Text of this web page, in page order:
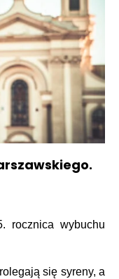
rocznica wybuchu
się syreny, a